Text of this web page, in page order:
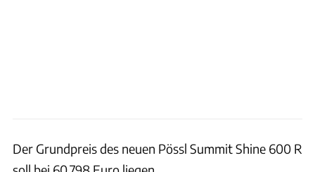
Der Grundpreis des neuen Pössl Summit Shine 600 R